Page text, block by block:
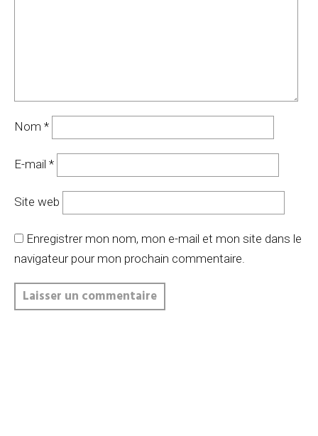
Nom *
E-mail *
Site web
Enregistrer mon nom, mon e-mail et mon site dans le
navigateur pour mon prochain commentaire.